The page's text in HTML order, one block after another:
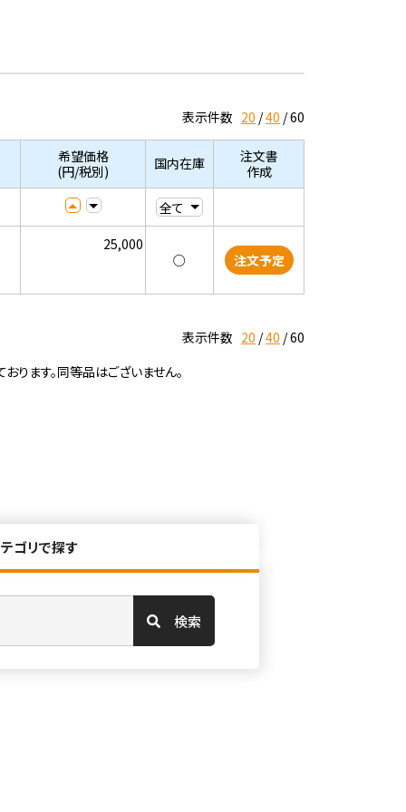
表示件数 20 40 60
希望価格
(円/税別)
国内在庫
注文書
作成
25,000
○
注文予定
表示件数 20 40 60
ます。同等品はございません。
ゴリで探す
検索